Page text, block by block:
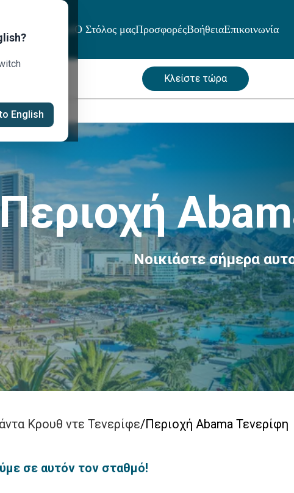
ΠροορισμοίΟ Στόλος μαςΠροσφορέςΒοήθειαΕπικοινωνία
Κλείστε τώρα
Νοικιάστε σήμερα
Κρουθ ντε Τενερίφε/Περιοχή Abama Τενερίφη
σε αυτόν τον σταθμό!
English